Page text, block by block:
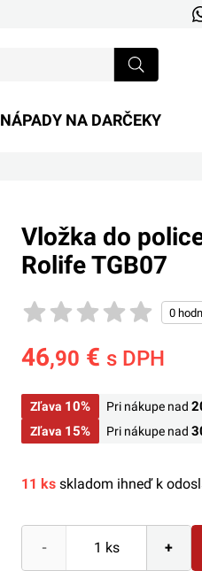
NÁPADY NA DARČEKY
Vložka do
Rolife TGB07
46,90 € s DPH
Zľava 10% Pri nákupe nad
Zľava 15% Pri nákupe nad
11 ks skladom ihneď k
- +